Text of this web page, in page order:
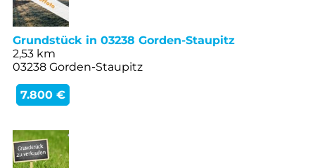
Grundstück in 03238 Gorden-Staupitz
2,53 km
03238 Gorden-Staupitz
7.800 €